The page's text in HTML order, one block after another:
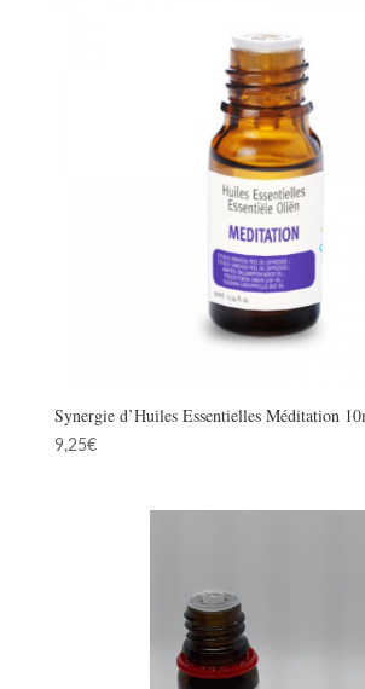
Synergie d’Huiles Essentielles Méditation
9,25€